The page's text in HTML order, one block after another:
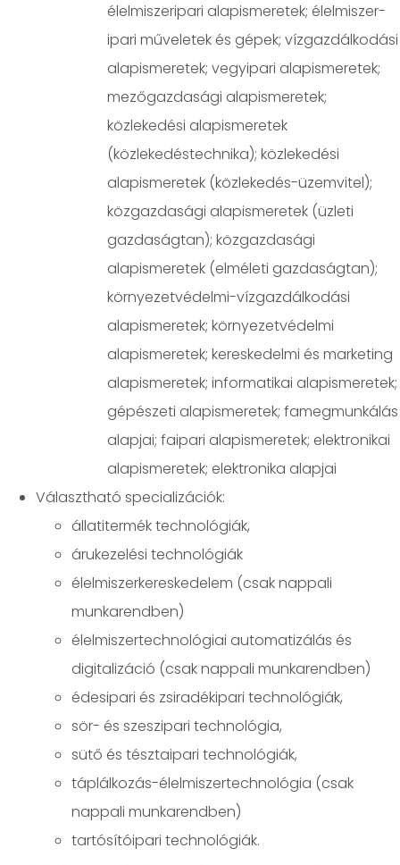
élelmiszeripari alapismeretek; élelmiszer-
ipari műveletek és gépek; vízgazdálkodási
alapismeretek; vegyipari alapismeretek;
mezőgazdasági alapismeretek;
közlekedési alapismeretek
(közlekedéstechnika); közlekedési
alapismeretek (közlekedés-üzemvitel);
közgazdasági alapismeretek (üzleti
gazdaságtan); közgazdasági
alapismeretek (elméleti gazdaságtan);
környezetvédelmi-vízgazdálkodási
alapismeretek; környezetvédelmi
alapismeretek; kereskedelmi és marketing
alapismeretek; informatikai alapismeretek;
gépészeti alapismeretek; famegmunkálás
alapjai; faipari alapismeretek; elektronikai
alapismeretek; elektronika alapjai
Választható specializációk:
állatitermék technológiák,
árukezelési technológiák
élelmiszerkereskedelem (csak nappali
munkarendben)
élelmiszertechnológiai automatizálás és
digitalizáció (csak nappali munkarendben)
édesipari és zsiradékipari technológiák,
sör- és szeszipari technológia,
sütő és tésztaipari technológiák,
táplálkozás-élelmiszertechnológia (csak
nappali munkarendben)
tartósítóipari technológiák.